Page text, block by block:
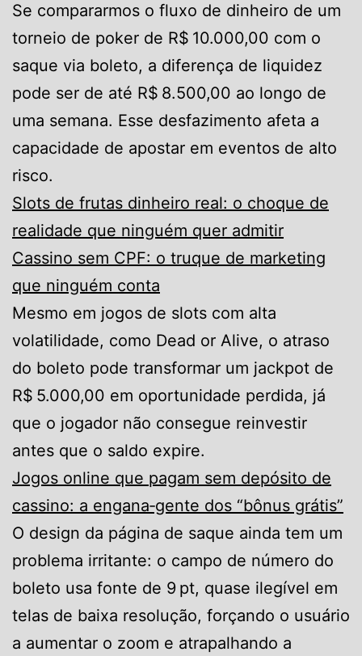
Se compararmos o fluxo de dinheiro de um
torneio de poker de R$ 10.000,00 com o
saque via boleto, a diferença de liquidez
pode ser de até R$ 8.500,00 ao longo de
uma semana. Esse desfazimento afeta a
capacidade de apostar em eventos de alto
risco.
Slots de frutas dinheiro real: o choque de
realidade que ninguém quer admitir
Cassino sem CPF: o truque de marketing
que ninguém conta
Mesmo em jogos de slots com alta
volatilidade, como Dead or Alive, o atraso
do boleto pode transformar um jackpot de
R$ 5.000,00 em oportunidade perdida, já
que o jogador não consegue reinvestir
antes que o saldo expire.
Jogos online que pagam sem depósito de
cassino: a engana‑gente dos “bônus grátis”
O design da página de saque ainda tem um
problema irritante: o campo de número do
boleto usa fonte de 9 pt, quase ilegível em
telas de baixa resolução, forçando o usuário
a aumentar o zoom e atrapalhando a